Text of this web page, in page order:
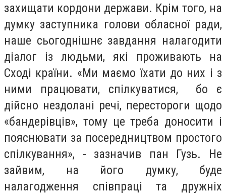
захищати кордони держави. Крім того, на
думку заступника голови обласної ради,
наше сьогоднішнє завдання налагодити
діалог із людьми, які проживають на
Сході країни. «Ми маємо їхати до них і з
ними працювати, спілкуватися, бо є
дійсно нездолані речі, перестороги щодо
«бандерівців», тому це треба доносити і
пояснювати за посередництвом простого
спілкування», - зазначив пан
Гузь. Не
зайвим, на його думку, буде
налагодження співпраці та дружніх